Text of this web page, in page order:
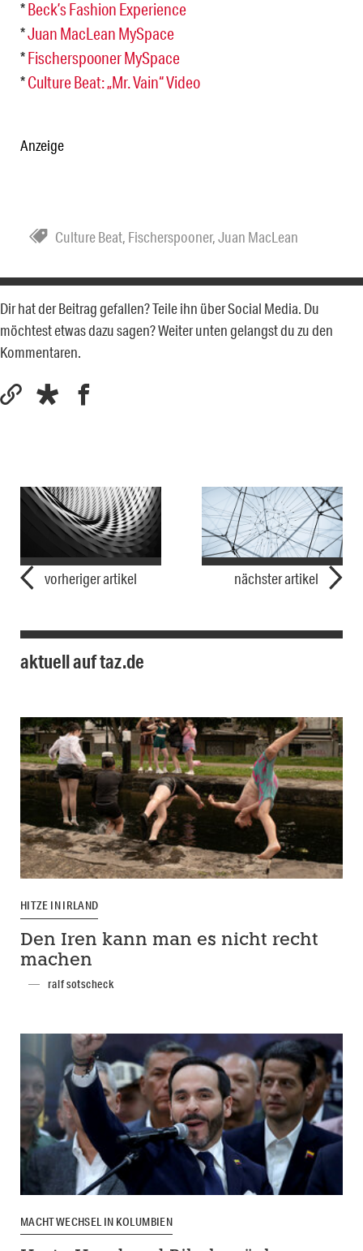
*Beck’s Fashion Experience
*Juan MacLean MySpace
*Fischerspooner MySpace
*Culture Beat: „Mr. Vain“ Video
Anzeige
Culture Beat, Fischerspooner,Juan MacLean
Dir hat der Beitrag gefallen? Teile ihn über Social Media. Du
möchtest etwas dazu sagen? Weiter unten gelangst du zu den
Kommentaren.
vorheriger artikel nächster artikel
aktuell auf taz.de
HITZE IN IRLAND
Den Iren kann man es nicht recht
machen
ralf sotscheck
MACHTWECHSEL IN KOLUMBIEN